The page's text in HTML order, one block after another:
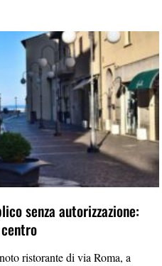
senza autorizzazione:
ristorante di via Roma, a